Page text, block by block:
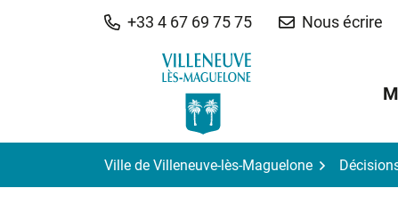
+33 4 67 69 75 75 Nous écrire
Ville de Villeneuve-lès-Maguelone